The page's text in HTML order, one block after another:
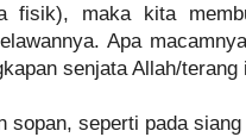
fisik), maka kita
Apa
senjata Allah/terang
sopan, seperti pada